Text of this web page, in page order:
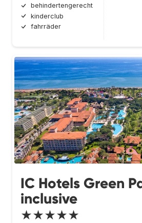
behindertengerecht
kinderclub
fahrräder
IC Hotels Green
inclusive
★★★★★